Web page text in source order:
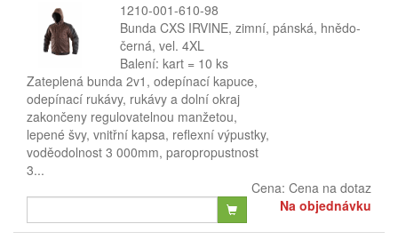
1210-001-610-98
Bunda CXS IRVINE, zimní, pánská, hnědo-
černá, vel. 4XL
Balení: kart = 10 ks
Zateplená bunda 2v1, odepínací kapuce,
odepínací rukávy, rukávy a dolní okraj
zakončeny regulovatelnou manžetou,
lepené švy, vnitřní kapsa, reflexní výpustky,
voděodolnost 3 000mm, paropropustnost
3...
Cena: Cena na dotaz
Na objednávku